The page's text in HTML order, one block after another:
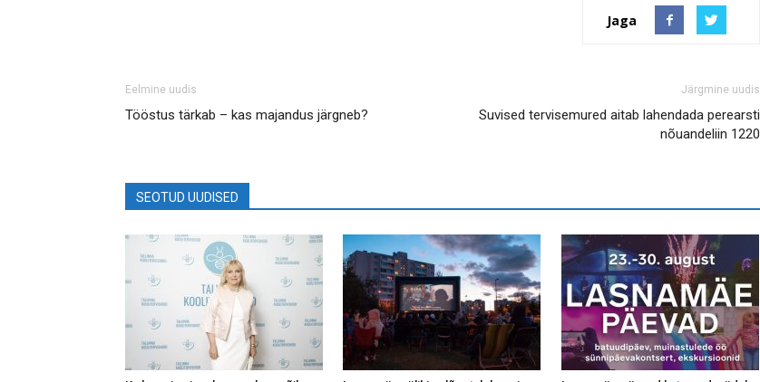
Jaga
Eelmine uudis
Tööstus tärkab – kas majandus järgneb?
Järgmine uudis
Suvised tervisemured aitab lahendada perearsti
nõuandeliin 1220
SEOTUD UUDISED